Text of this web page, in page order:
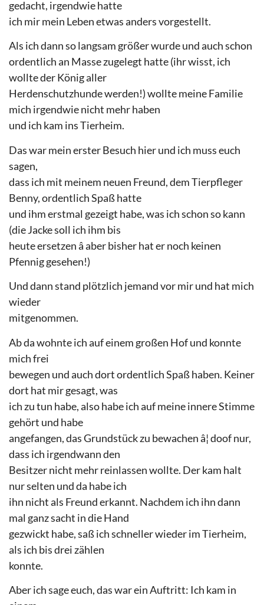
gedacht, irgendwie hatte
ich mir mein Leben etwas anders vorgestellt.
Als ich dann so langsam größer wurde und auch schon
ordentlich an Masse zugelegt hatte (ihr wisst, ich
wollte der König aller
Herdenschutzhunde werden!) wollte meine Familie
mich irgendwie nicht mehr haben
und ich kam ins Tierheim.
Das war mein erster Besuch hier und ich muss euch
sagen,
dass ich mit meinem neuen Freund, dem Tierpfleger
Benny, ordentlich Spaß hatte
und ihm erstmal gezeigt habe, was ich schon so kann
(die Jacke soll ich ihm bis
heute ersetzen â aber bisher hat er noch keinen
Pfennig gesehen!)
Und dann stand plötzlich jemand vor mir und hat mich
wieder
mitgenommen.
Ab da wohnte ich auf einem großen Hof und konnte
mich frei
bewegen und auch dort ordentlich Spaß haben. Keiner
dort hat mir gesagt, was
ich zu tun habe, also habe ich auf meine innere Stimme
gehört und habe
angefangen, das Grundstück zu bewachen â¦ doof nur,
dass ich irgendwann den
Besitzer nicht mehr reinlassen wollte. Der kam halt
nur selten und da habe ich
ihn nicht als Freund erkannt. Nachdem ich ihn dann
mal ganz sacht in die Hand
gezwickt habe, saß ich schneller wieder im Tierheim,
als ich bis drei zählen
konnte.
Aber ich sage euch, das war ein Auftritt: Ich kam in